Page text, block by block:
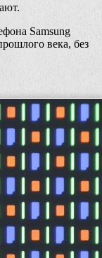
Samsung
века, без